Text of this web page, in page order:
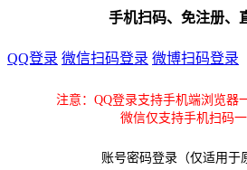
手机扫码、免注册、
QQ登录 微信扫码登录 微博扫码登录
注意：QQ登录支持手机端浏览器
微信仅支持手机扫码
账号密码登录（仅适用于